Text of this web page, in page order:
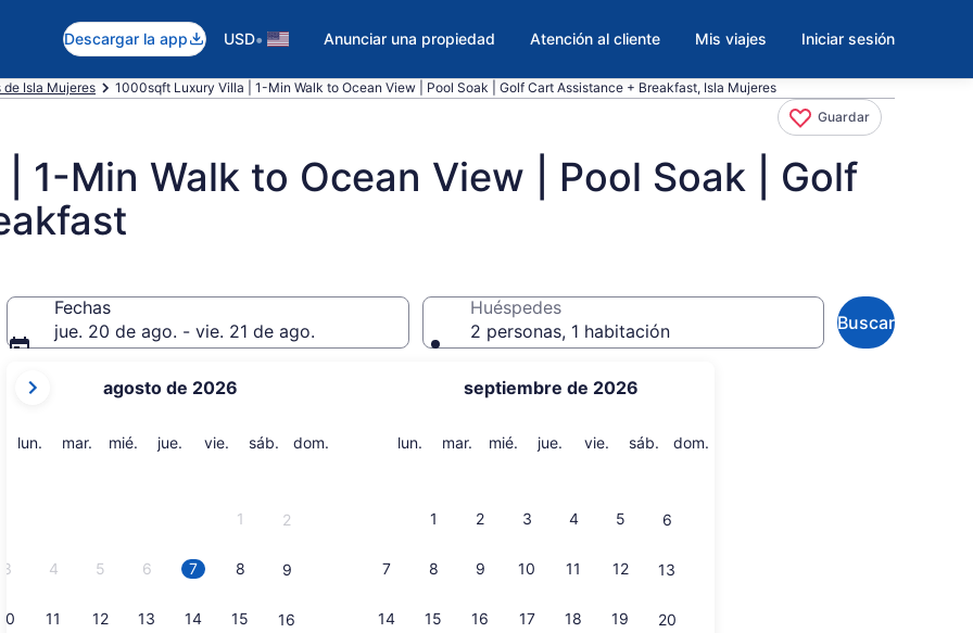
Descargar la app USD• Anunciar una propiedad Atención al cliente Mis viajes Iniciar sesión
de Isla Mujeres 1000sqft Luxury Villa | 1-Min Walk to Ocean View | Pool Soak | Golf Cart Assistance + Breakfast, Isla Mujeres
Guardar
1-Min Walk to Ocean View | Pool Soak | Golf
Fechas
jue. 20 de ago. - vie. 21 de ago.
meses
son
agosto de 2026
lun. lunesmar. martes
mié. miércoles
jue. jueves
vie. viernes
sáb. sábado
dom.
1 2
3 4 5 6 7 8 9
10 11 12 13 14 15 16
septiembre de 2026
lun. lunesmar. martes
mié. miércoles
jue. jueves
vie. viernes
sáb. sábado
dom.
1 2 3 4 5 6
7 8 9 10 11 12 13
14 15 16 17 18 19 20
Huéspedes
2 personas, 1 habitación
Buscar